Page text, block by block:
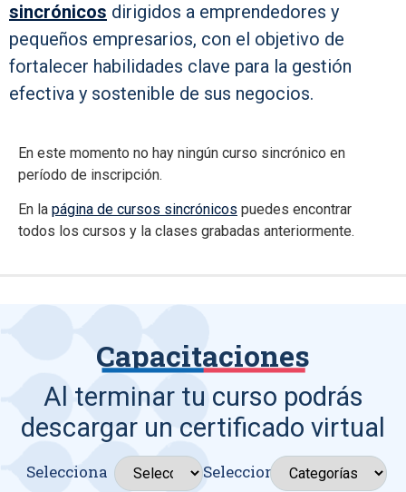
sincrónicos dirigidos a emprendedores y
pequeños empresarios, con el objetivo de
fortalecer habilidades clave para la gestión
efectiva y sostenible de sus negocios.
En este momento no hay ningún curso sincrónico en
período de inscripción.
En la página de cursos sincrónicos puedes encontrar
todos los cursos y la clases grabadas anteriormente.
Capacitaciones
Al terminar tu curso podrás
descargar un certificado virtual
Selecciona
Seleccionar